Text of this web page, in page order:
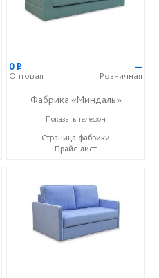
0Р
Оптовая
—
Розничная
Фабрика «Миндаль»
+7 (927) 630-62-82
Показать телефон
Страница фабрики
Прайс-лист